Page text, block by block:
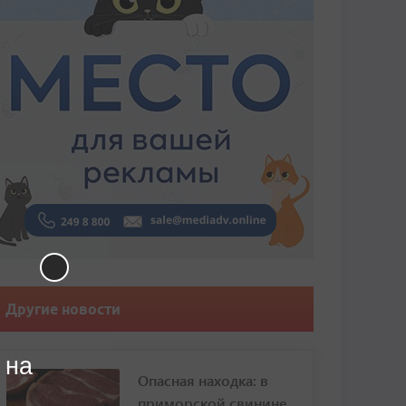
Другие новости
Опасная находка: в